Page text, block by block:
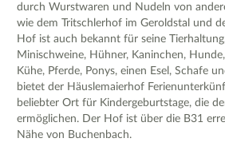
durch Wurstwaren und Nudeln von
wie dem Tritschlerhof im Geroldstal und
Hof ist auch bekannt für seine
Minischweine, Hühner, Kaninchen,
Kühe, Pferde, Ponys, einen Esel, Schafe
bietet der Häuslemaierhof
beliebter Ort für Kindergeburtstage, die
ermöglichen. Der Hof ist über die B31
Nähe von Buchenbach.